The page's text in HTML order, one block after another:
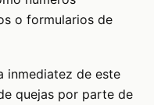
o formularios de
inmediatez de este
quejas por parte de